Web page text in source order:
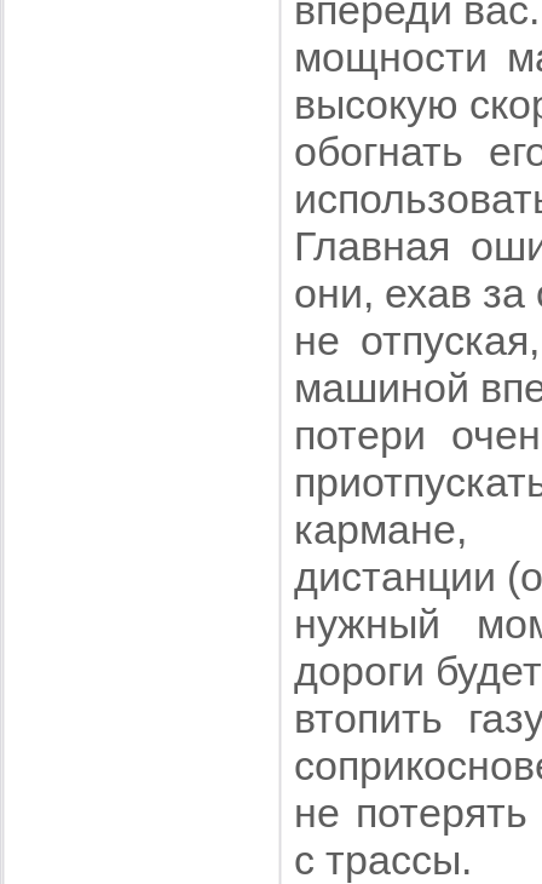
впереди
мощности
высокую
обогнать
Главная
они, ехав за
не
машиной
потери
кармане,
дистанции
нужный
дороги
втопить
не
с трассы.